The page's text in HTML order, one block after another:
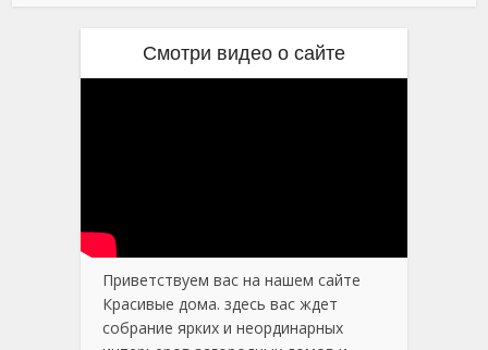
Смотри видео о сайте
Приветствуем вас на нашем сайте
Красивые дома. здесь вас ждет
собрание ярких и неординарных